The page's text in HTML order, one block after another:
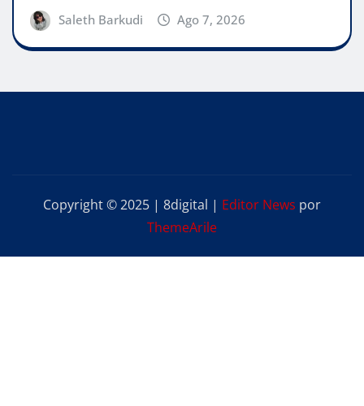
Saleth Barkudi Ago 7, 2026
Copyright © 2025 | 8digital | Editor News por
ThemeArile